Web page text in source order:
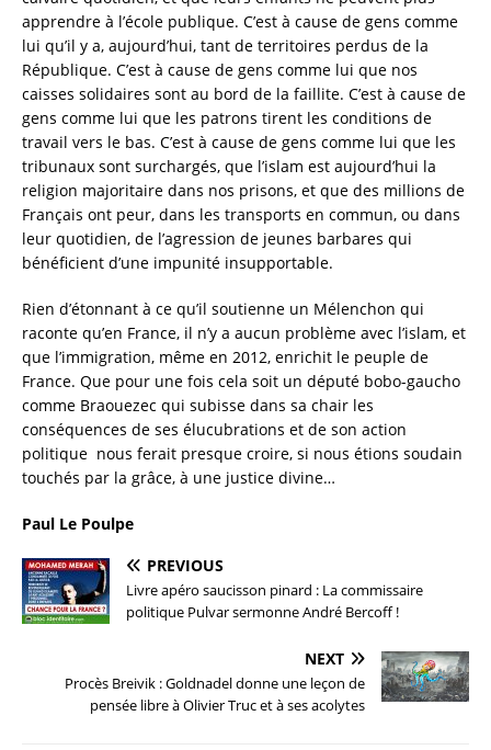
apprendre à l’école publique. C’est à cause de gens comme
lui qu’il y a, aujourd’hui, tant de territoires perdus de la
République. C’est à cause de gens comme lui que nos
caisses solidaires sont au bord de la faillite. C’est à cause de
gens comme lui que les patrons tirent les conditions de
travail vers le bas. C’est à cause de gens comme lui que les
tribunaux sont surchargés, que l’islam est aujourd’hui la
religion majoritaire dans nos prisons, et que des millions de
Français ont peur, dans les transports en commun, ou dans
leur quotidien, de l’agression de jeunes barbares qui
bénéficient d’une impunité insupportable.
Rien d’étonnant à ce qu’il soutienne un Mélenchon qui
raconte qu’en France, il n’y a aucun problème avec l’islam, et
que l’immigration, même en 2012, enrichit le peuple de
France. Que pour une fois cela soit un député bobo-gaucho
comme Braouezec qui subisse dans sa chair les
conséquences de ses élucubrations et de son action
politique nous ferait presque croire, si nous étions soudain
touchés par la grâce, à une justice divine…
Paul Le Poulpe
PREVIOUS
Livre apéro saucisson pinard : La commissaire
politique Pulvar sermonne André Bercoff !
NEXT
Procès Breivik : Goldnadel donne une leçon de
pensée libre à Olivier Truc et à ses acolytes